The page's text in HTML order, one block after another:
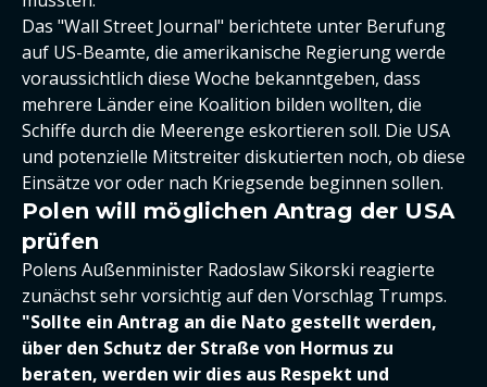
Das "Wall Street Journal" berichtete unter Berufung
auf US-Beamte, die amerikanische Regierung werde
voraussichtlich diese Woche bekanntgeben, dass
mehrere Länder eine Koalition bilden wollten, die
Schiffe durch die Meerenge eskortieren soll. Die USA
und potenzielle Mitstreiter diskutierten noch, ob diese
Einsätze vor oder nach Kriegsende beginnen sollen.
Polen will möglichen Antrag der USA
prüfen
Polens Außenminister Radoslaw Sikorski reagierte
zunächst sehr vorsichtig auf den Vorschlag Trumps.
"Sollte ein Antrag an die Nato gestellt werden,
über den Schutz der Straße von Hormus zu
beraten, werden wir dies aus Respekt und